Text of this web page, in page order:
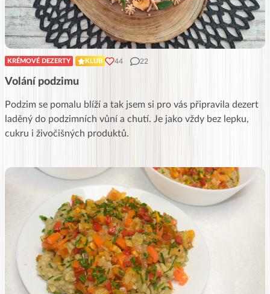
KRÉMOVÉ DEZERTY KLUB 44 22
Volání podzimu
Podzim se pomalu blíží a tak jsem si pro vás připravila dezert
laděný do podzimních vůní a chutí. Je jako vždy bez lepku,
cukru i živočišných produktů.